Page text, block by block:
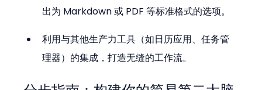
出为 Markdown 或 PDF 等标准格式的选项。
利用与其他生产力工具（如日历应用、任务管
理器）的集成，打造无缝的工作流。